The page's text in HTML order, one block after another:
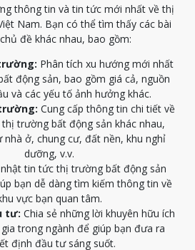
thông tin và tin tức mới nhất về thị
Nam. Bạn có thể tìm thấy các bài
đề khác nhau, bao gồm:
Phân tích xu hướng mới nhất
động sản, bao gồm giá cả, nguồn
và các yếu tố ảnh hưởng khác.
Cung cấp thông tin chi tiết về
trường bất động sản khác nhau,
nhà ở, chung cư, đất nền, khu nghỉ
dưỡng, v.v.
tin tức thị trường bất động sản
bạn dễ dàng tìm kiếm thông tin về
vực bạn quan tâm.
tư: Chia sẻ những lời khuyên hữu ích
trong ngành để giúp bạn đưa ra
định đầu tư sáng suốt.